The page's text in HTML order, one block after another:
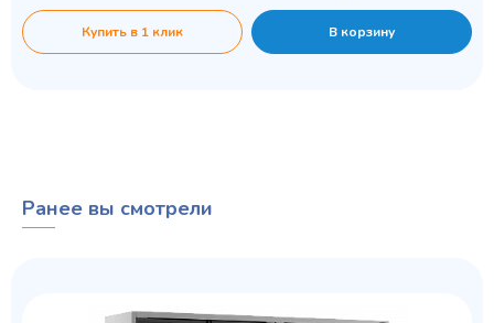
Купить в 1 клик В корзину
Ранее вы смотрели